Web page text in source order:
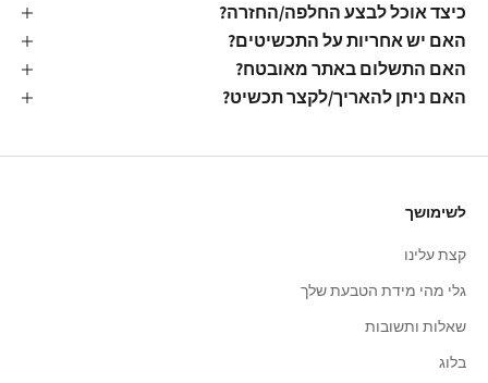
כיצד אוכל לבצע החלפה/החזרה?
האם יש אחריות על התכשיטים?
האם התשלום באתר מאובטח?
האם ניתן להאריך/לקצר תכשיט?
לשימושך
קצת עלינו
גלי מהי מידת הטבעת שלך
שאלות ותשובות
בלוג